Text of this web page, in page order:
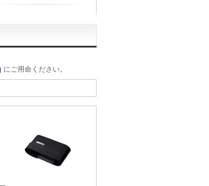
にご用命ください。